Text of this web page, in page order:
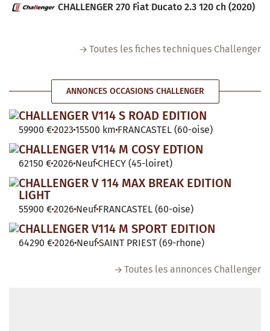
CHALLENGER 270 Fiat Ducato 2.3 120 ch (2020)
Toutes les fiches techniques Challenger
ANNONCES OCCASIONS CHALLENGER
CHALLENGER V114 S ROAD EDITION
59900 €2023 15500 km FRANCASTEL (60-oise)
CHALLENGER V114 M COSY EDTION
62150 €2026 Neuf CHECY (45-loiret)
CHALLENGER V 114 MAX BREAK EDITION
LIGHT
55900 €2026 Neuf FRANCASTEL (60-oise)
CHALLENGER V114 M SPORT EDITION
64290 €2026 NeufSAINT PRIEST (69-rhone)
Toutes les annonces Challenger